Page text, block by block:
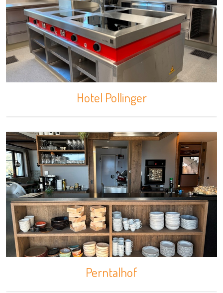
Hotel Pollinger
Perntalhof